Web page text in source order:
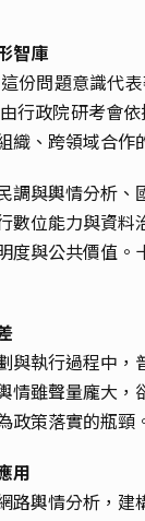
智庫
份問題意識
行政院研考會
、跨領域合作
與輿情分析
位能力與資
度與公共價值
執行過程中
雖聲量龐大
政策落實的瓶頸
用
輿情分析，